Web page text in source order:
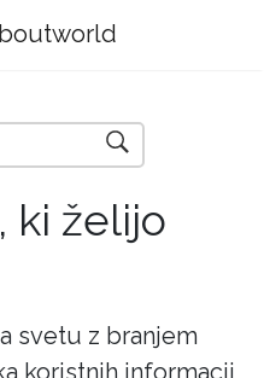
ki želijo
svetu z branjem
koristnih informacij